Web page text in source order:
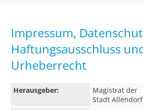
Impressum,
Haftungsausschluss
Urheberrecht
Herausgeber:
Magistrat der
Stadt